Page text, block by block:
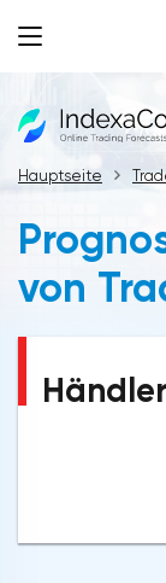
Hauptseite
von